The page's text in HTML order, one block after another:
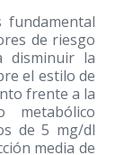
de riesgo
disminuir la
el estilo de
frente a la
metabólico
de 5 mg/dl
media de